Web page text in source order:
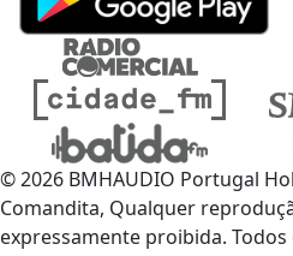
© 2026 BMHAUDIO Portugal
Comandita, Qualquer
expressamente proibida.